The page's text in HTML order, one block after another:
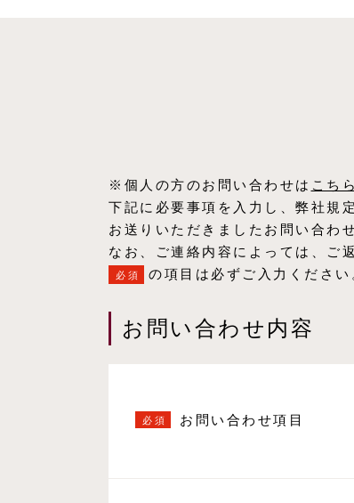
※個人の方のお問い合わせは こちら
下記に必要事項を入力し、弊社規
お送りいただきましたお問い合わ
なお、ご連絡内容によっては、ご
必須 の項目は必ずご入力ください
お問い合わせ内容
お問い合わせ項目